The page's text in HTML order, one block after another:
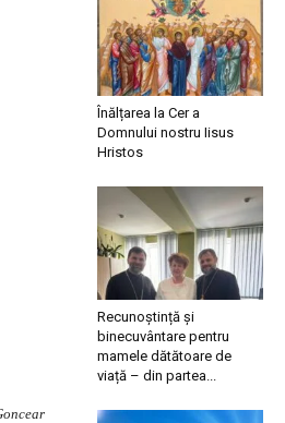
Înălțarea la Cer a
Domnului nostru Iisus
Hristos
Recunoștință și
binecuvântare pentru
mamele dătătoare de
viață – din partea...